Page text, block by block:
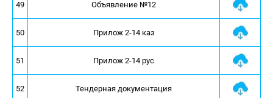
49 Объявление №12
50 Прилож 2-14 каз
51 Прилож 2-14 рус
52 Тендерная документация